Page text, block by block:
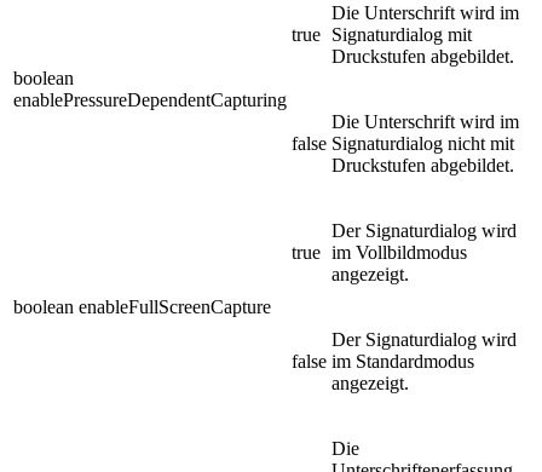
boolean
enablePressureDependentCapturing
true
Die Unterschrift wird im
Signaturdialog mit
Druckstufen abgebildet.
false
Die Unterschrift wird im
Signaturdialog nicht mit
Druckstufen abgebildet.
boolean enableFullScreenCapture
true
Der Signaturdialog wird
im Vollbildmodus
angezeigt.
false
Der Signaturdialog wird
im Standardmodus
angezeigt.
Die